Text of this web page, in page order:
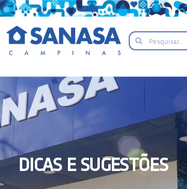
Skip
content
Search
DICAS E SUGESTÕES